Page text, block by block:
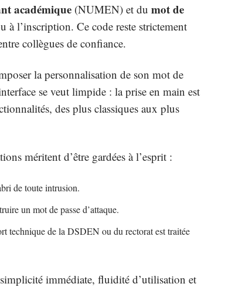
académique (NUMEN) et du mot de
à l’inscription. Ce code reste strictement
collègues de confiance.
la personnalisation de son mot de
se veut limpide : la prise en main est
des plus classiques aux plus
méritent d’être gardées à l’esprit :
de toute intrusion.
un mot de passe d’attaque.
technique de la DSDEN ou du rectorat est traitée
immédiate, fluidité d’utilisation et